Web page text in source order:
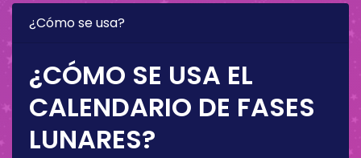
¿Cómo se usa?
¿CÓMO SE USA EL
CALENDARIO DE FASES
LUNARES?